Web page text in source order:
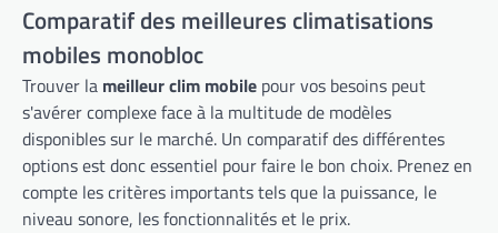
Comparatif des meilleures climatisations
mobiles monobloc
Trouver la meilleur clim mobile pour vos besoins peut
s'avérer complexe face à la multitude de modèles
disponibles sur le marché. Un comparatif des différentes
options est donc essentiel pour faire le bon choix. Prenez en
compte les critères importants tels que la puissance, le
niveau sonore, les fonctionnalités et le prix.